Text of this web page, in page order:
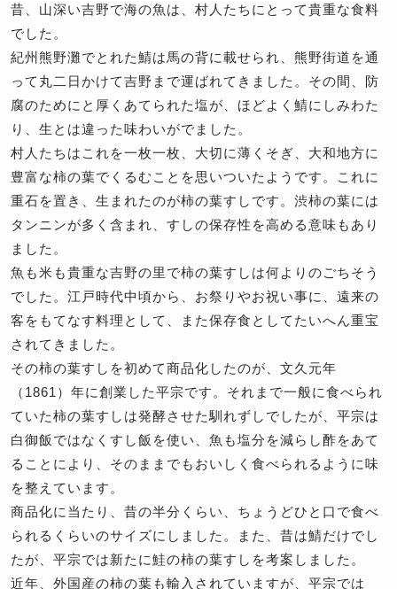
昔、山深い吉野で海の魚は、村人たちにとって貴重な食料
でした。
紀州熊野灘でとれた鯖は馬の背に載せられ、熊野街道を通
って丸二日かけて吉野まで運ばれてきました。その間、防
腐のためにと厚くあてられた塩が、ほどよく鯖にしみわた
り、生とは違った味わいがでました。
村人たちはこれを一枚一枚、大切に薄くそぎ、大和地方に
豊富な柿の葉でくるむことを思いついたようです。これに
重石を置き、生まれたのが柿の葉すしです。渋柿の葉には
タンニンが多く含まれ、すしの保存性を高める意味もあり
ました。
魚も米も貴重な吉野の里で柿の葉すしは何よりのごちそう
でした。江戸時代中頃から、お祭りやお祝い事に、遠来の
客をもてなす料理として、また保存食としてたいへん重宝
されてきました。
その柿の葉すしを初めて商品化したのが、文久元年
（1861）年に創業した平宗です。それまで一般に食べられ
ていた柿の葉すしは発酵させた馴れずしでしたが、平宗は
白御飯ではなくすし飯を使い、魚も塩分を減らし酢をあて
ることにより、そのままでもおいしく食べられるように味
を整えています。
商品化に当たり、昔の半分くらい、ちょうどひと口で食べ
られるくらいのサイズにしました。また、昔は鯖だけでし
たが、平宗では新たに鮭の柿の葉すしを考案しました。
近年、外国産の柿の葉も輸入されていますが、平宗では